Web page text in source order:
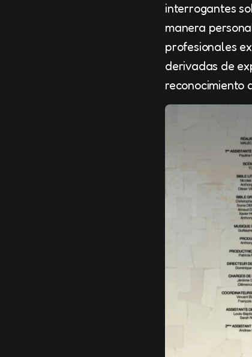
interrogantes
manera
profesionales
derivadas de
reconocimiento